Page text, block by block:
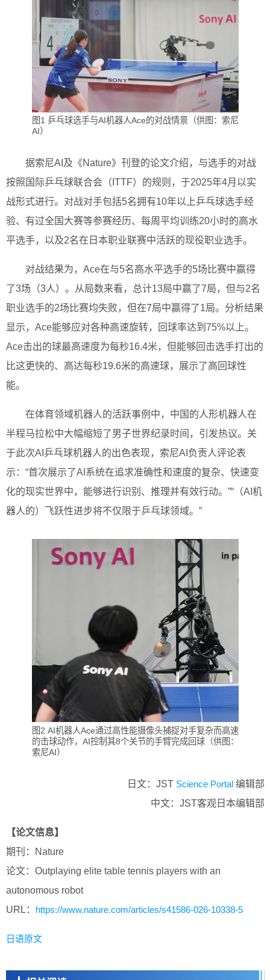
图1 乒乓球选手与AI机器人Ace的对战情景（供图：索尼
AI）
据索尼AI及《Nature》刊登的论文介绍，与选手的对战
按照国际乒乓球联合会（ITTF）的规则，于2025年4月以实
战形式进行。对战对手包括5名拥有10年以上乒乓球选手经
验、有过全国大赛等参赛经历、每周平均训练20小时的高水
平选手，以及2名在日本职业联赛中活跃的现役职业选手。
对战结果为，Ace在与5名高水平选手的5场比赛中赢得
了3场（3人）。从局数来看，总计13局中赢了7局，但与2名
职业选手的2场比赛均失败，但在7局中赢得了1局。分析结果
显示，Ace能够应对各种高速旋转，回球率达到75%以上。
Ace击出的球最高速度为每秒16.4米，但能够回击选手打出的
比这更快的、高达每秒19.6米的高速球，展示了高回球性
能。
在体育领域机器人的活跃事例中，中国的人形机器人在
半程马拉松中大幅缩短了男子世界纪录时间，引发热议。关
于此次AI乒乓球机器人的出色表现，索尼AI负责人评论表
示：“首次展示了AI系统在追求准确性和速度的复杂、快速变
化的现实世界中，能够进行识别、推理并有效行动。”“（AI机
器人的）飞跃性进步将不仅限于乒乓球领域。”
图2 AI机器人Ace通过高性能摄像头捕捉对手复杂而高速
的击球动作，AI控制其8个关节的手臂完成回球（供图：
索尼AI）
日文：JST Science Portal 编辑部
中文：JST客观日本编辑部
【论文信息】
期刊：Nature
论文：Outplaying elite table tennis players with an
autonomous robot
URL： https://www.nature.com/articles/s41586-026-10338-5
日语原文